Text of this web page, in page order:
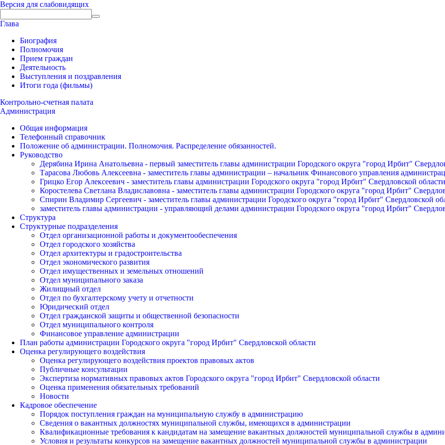
Версия для слабовидящих
Глава
Биография
Полномочия
Прием граждан
Деятельность
Выступления и поздравления
Итоги года (фильмы)
Контрольно-счетная палата
Администрация
Общая информация
Телефонный справочник
Положение об администрации. Полномочия. Распределение обязанностей.
Руководство
Дерябина Ирина Анатольевна - первый заместитель главы администрации Городского округа "город Ирбит"
Тарасова Любовь Алексеевна - заместитель главы администрации – начальник Финансового управления
Грицко Егор Алексеевич - заместитель главы администрации Городского округа "город Ирбит" Свердловской области
Коростелева Светлана Владиславовна - заместитель главы администрации Городского округа "город Ирбит"
Спирин Владимир Сергеевич - заместитель главы администрации Городского округа "город Ирбит" Свердловской
заместитель главы администрации - управляющий делами администрации Городского округа "город Ирбит"
Структура
Структурные подразделения
Отдел организационной работы и документообеспечения
Отдел городского хозяйства
Отдел архитектуры и градостроительства
Отдел экономического развития
Отдел имущественных и земельных отношений
Отдел муниципального заказа
Жилищный отдел
Отдел по бухгалтерскому учету и отчетности
Юридический отдел
Отдел гражданской защиты и общественной безопасности
Отдел муниципального контроля
Финансовое управление администрации
План работы администрации Городского округа "город Ирбит" Свердловской области
Оценка регулирующего воздействия
Оценка регулирующего воздействия проектов правовых актов
Публичные консультации
Экспертиза нормативных правовых актов Городского округа "город Ирбит" Свердловской области
Оценка применения обязательных требований
Новости
Кадровое обеспечение
Порядок поступления граждан на муниципальную службу в администрацию
Сведения о вакантных должностях муниципальной службы, имеющихся в администрации
Квалификационные требования к кандидатам на замещение вакантных должностей муниципальной службы в
Условия и результаты конкурсов на замещение вакантных должностей муниципальной службы в администрации